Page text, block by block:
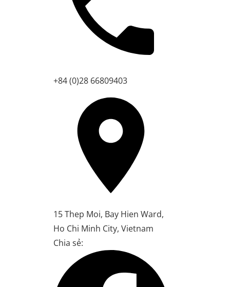
+84 (0)28 66809403
15 Thep Moi, Bay Hien Ward,
Ho Chi Minh City, Vietnam
Chia sẻ: